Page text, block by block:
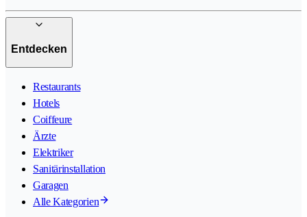
Entdecken
Restaurants
Hotels
Coiffeure
Ärzte
Elektriker
Sanitärinstallation
Garagen
Alle Kategorien